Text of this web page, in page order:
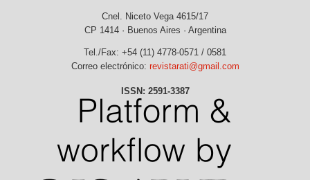
Cnel. Niceto Vega 4615/17
CP 1414 · Buenos Aires · Argentina
Tel./Fax: +54 (11) 4778-0571 / 0581
Correo electrónico: revistarati@gmail.com
ISSN: 2591-3387